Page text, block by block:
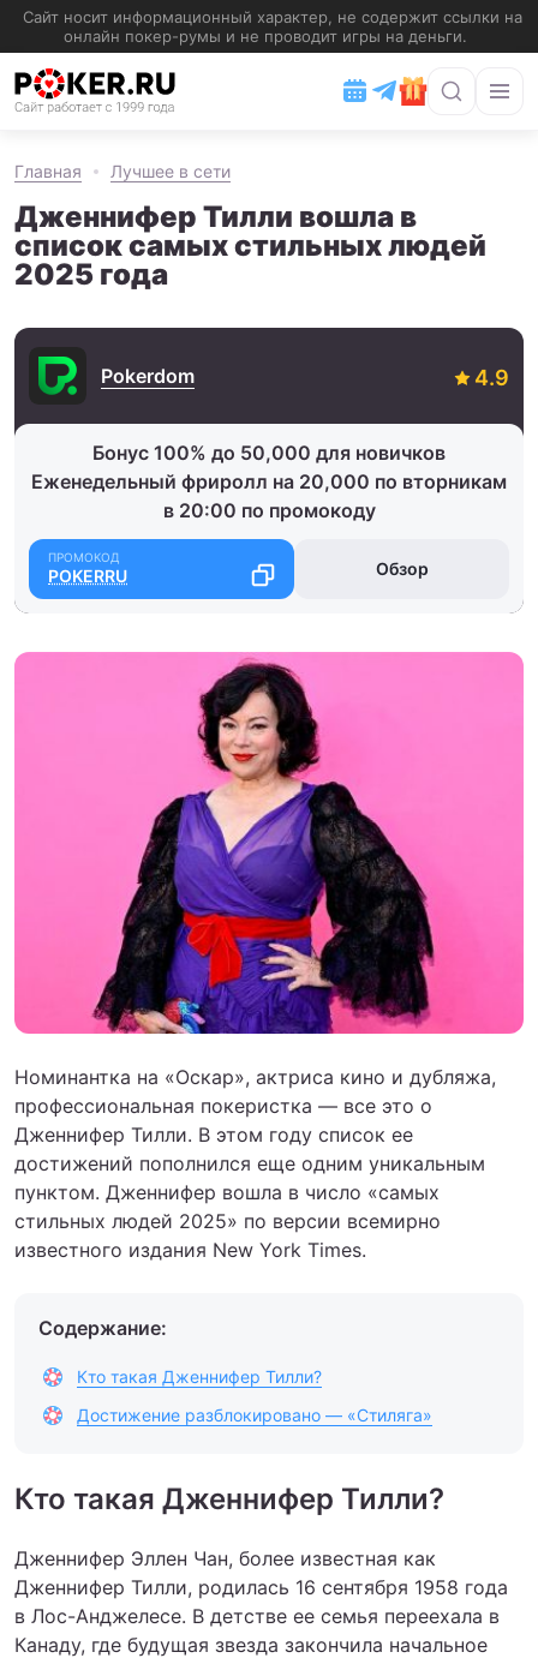
Главная Лучшее в сети
Дженнифер Тилли вошла в
список самых стильных людей
2025 года
Pokerdom
Бонус 100% до 50,000 для новичков
Еженедельный фриролл на 20,000 по вторникам
в 20:00 по промокоду
POKERRU Обзор
Номинантка на «Оскар», актриса кино и дубляжа,
профессиональная покеристка — все это о
Дженнифер Тилли. В этом году список ее
достижений пополнился еще одним уникальным
пунктом. Дженнифер вошла в число «самых
стильных людей 2025» по версии всемирно
известного издания New York Times.
Содержание:
Кто такая Дженнифер Тилли?
Достижение разблокировано — «Стиляга»
Кто такая Дженнифер Тилли?
Дженнифер Эллен Чан, более известная как
Дженнифер Тилли, родилась 16 сентября 1958 года
в Лос-Анджелесе. В детстве ее семья переехала в
Канаду, где будущая звезда закончила начальное